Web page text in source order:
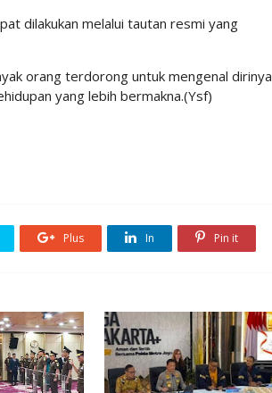
dilakukan melalui tautan resmi yang
orang terdorong untuk mengenal dirinya
yang lebih bermakna.(Ysf)
Plus In Pin it